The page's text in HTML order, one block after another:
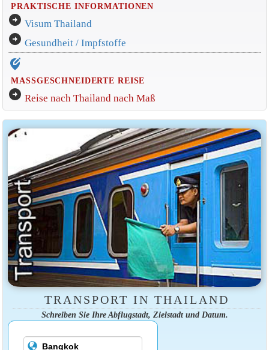
PRAKTISCHE INFORMATIONEN
arrow_circle_right Visum Thailand
arrow_circle_right Gesundheit / Impfstoffe
edit_location_alt
MASSGESCHNEIDERTE REISE
arrow_circle_right Reise nach Thailand nach Maß
TRANSPORT IN THAILAND
Schreiben Sie Ihre Abflugstadt, Zielstadt und Datum.